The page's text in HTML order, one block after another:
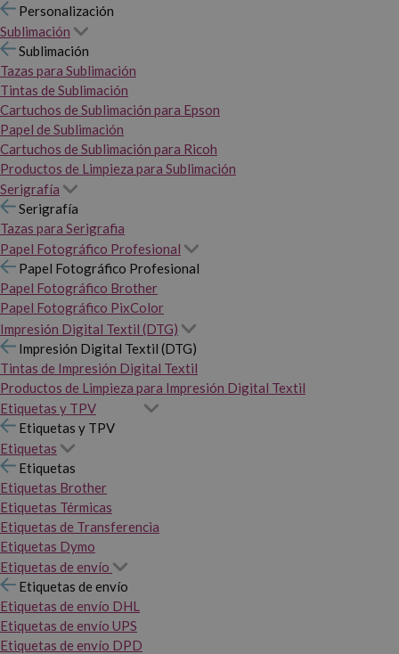
Personalización
Sublimación
Sublimación
Tazas para Sublimación
Tintas de Sublimación
Cartuchos de Sublimación para Epson
Papel de Sublimación
Cartuchos de Sublimación para Ricoh
Productos de Limpieza para Sublimación
Serigrafía
Serigrafía
Tazas para Serigrafia
Papel Fotográfico Profesional
Papel Fotográfico Profesional
Papel Fotográfico Brother
Papel Fotográfico PixColor
Impresión Digital Textil (DTG)
Impresión Digital Textil (DTG)
Tintas de Impresión Digital Textil
Productos de Limpieza para Impresión Digital Textil
Etiquetas y TPV
Etiquetas y TPV
Etiquetas
Etiquetas
Etiquetas Brother
Etiquetas Térmicas
Etiquetas de Transferencia
Etiquetas Dymo
Etiquetas de envío
Etiquetas de envío
Etiquetas de envío DHL
Etiquetas de envío UPS
Etiquetas de envío DPD